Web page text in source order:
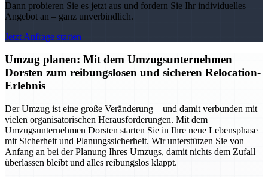
Dann probieren Sie es jetzt aus und fordern Sie Ihr individuelles
Angebot an – ganz unverbindlich.
Jetzt Anfrage starten
Umzug planen: Mit dem Umzugsunternehmen
Dorsten zum reibungslosen und sicheren Relocation-
Erlebnis
Der Umzug ist eine große Veränderung – und damit verbunden mit
vielen organisatorischen Herausforderungen. Mit dem
Umzugsunternehmen Dorsten starten Sie in Ihre neue Lebensphase
mit Sicherheit und Planungssicherheit. Wir unterstützen Sie von
Anfang an bei der Planung Ihres Umzugs, damit nichts dem Zufall
überlassen bleibt und alles reibungslos klappt.